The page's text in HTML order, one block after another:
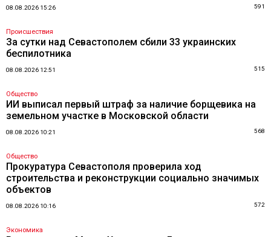
08.08.2026 15:26 591
Происшествия
За сутки над Севастополем сбили 33 украинских
беспилотника
08.08.2026 12:51 515
Общество
ИИ выписал первый штраф за наличие борщевика на
земельном участке в Московской области
08.08.2026 10:21 568
Общество
Прокуратура Севастополя проверила ход
строительства и реконструкции социально значимых
объектов
08.08.2026 10:16 572
Экономика